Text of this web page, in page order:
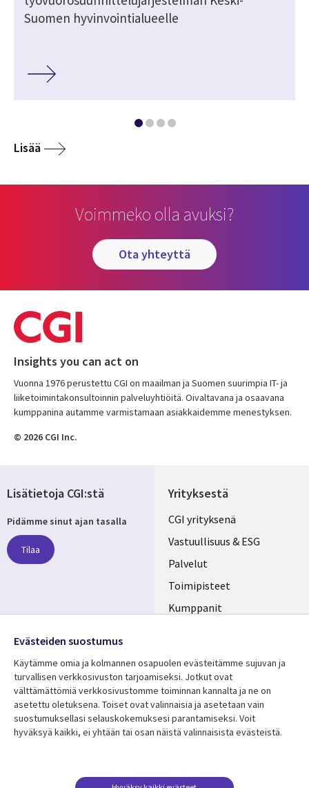
Suomen hyvinvointialueelle
Lisää
Voimmeko olla avuksi?
ota yhteyttä
Insights you can act on
Vuonna 1976 perustettu CGI on maailman ja Suomen suurimpia IT- ja
liiketoimintakonsultoinnin palveluyhtiöitä. Oivaltavana ja osaavana
kumppanina autamme varmistamaan asiakkaidemme menestyksen.
© 2026 CGI Inc.
Yrityksestä
Useful
links
FINLAND
CGI yrityksenä
Vastuullisuus & ESG
Palvelut
Toimipisteet
Kumppanit
Resurssikeskus
Library
Asiakastarinat
Lisätietoa
Legal
Tietosuoja
Käyttöehdot
Lisätietoja CGI:stä
Pidämme sinut ajan tasalla
Tilaa
Media
FINLAND
Evästeiden suostumus
Käytämme omia ja kolmannen osapuolen evästeitämme sujuvan ja
turvallisen verkkosivuston tarjoamiseksi. Jotkut ovat
välttämättömiä verkkosivustomme toiminnan kannalta ja ne on
asetettu oletuksena. Toiset ovat valinnaisia ​​ja asetetaan vain
suostumuksellasi selauskokemuksesi parantamiseksi. Voit
hyväksyä kaikki, ei yhtään tai osan näistä valinnaisista evästeistä.